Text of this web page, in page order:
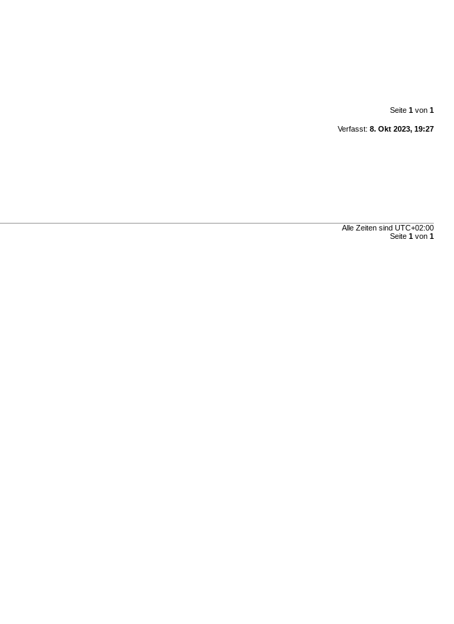
Seite 1von 1
Verfasst: 8. Okt 2023, 19:27
Alle Zeiten sind UTC+02:00
Seite 1von 1